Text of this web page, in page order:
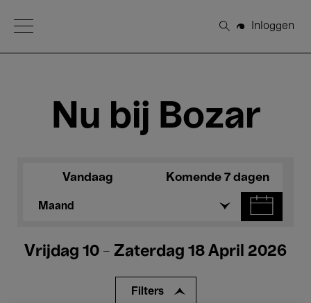
Open Menu
Zoeken
Inloggen
Nu bij Bozar
Vandaag Komende 7 dagen
Maand
Vrijdag 10 - Zaterdag 18 April 2026
Filters